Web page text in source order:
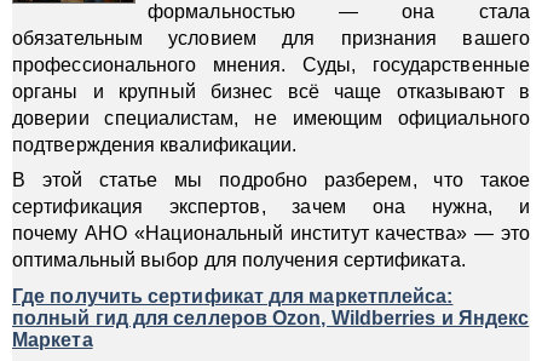
формальностью — она стала
обязательным условием для признания вашего
профессионального мнения. Суды, государственные
органы и крупный бизнес всё чаще отказывают в
доверии специалистам, не имеющим официального
подтверждения квалификации.
В этой статье мы подробно разберем, что такое
сертификация экспертов, зачем она нужна, и
почему АНО «Национальный институт качества» — это
оптимальный выбор для получения сертификата.
Где получить сертификат для маркетплейса:
полный гид для селлеров Ozon, Wildberries и Яндекс
Маркета